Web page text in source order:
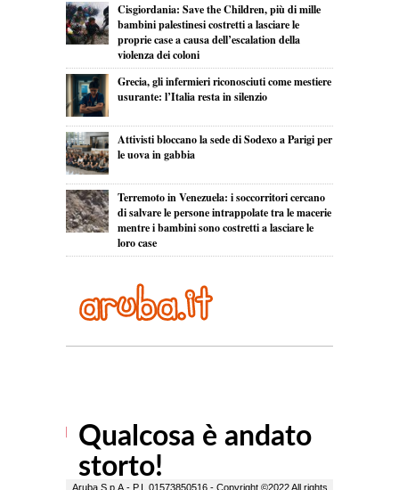
Cisgiordania: Save the Children, più di mille
bambini palestinesi costretti a lasciare le
proprie case a causa dell’escalation della
violenza dei coloni
Grecia, gli infermieri riconosciuti come mestiere
usurante: l’Italia resta in silenzio
Attivisti bloccano la sede di Sodexo a Parigi per
le uova in gabbia
Terremoto in Venezuela: i soccorritori cercano
di salvare le persone intrappolate tra le macerie
mentre i bambini sono costretti a lasciare le
loro case